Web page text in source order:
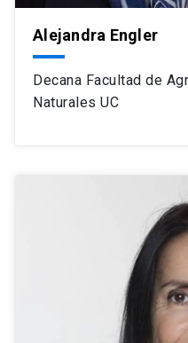
Alejandra Engler
Decana Facultad de
Naturales UC